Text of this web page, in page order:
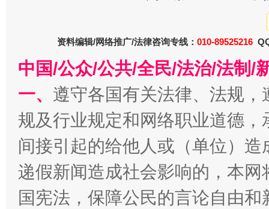
千年窑火 生生不息
资料编辑/网络推广/法律咨询专线： 010-89525216
中国/公众/公共/全民/法治/法制/
一、 遵守各国有关法律、法规
规及行业规定和网络职业道德
间接引起的给他人或（单位）
递假新闻造成社会影响的，本
国宪法，保障公民的言论自由